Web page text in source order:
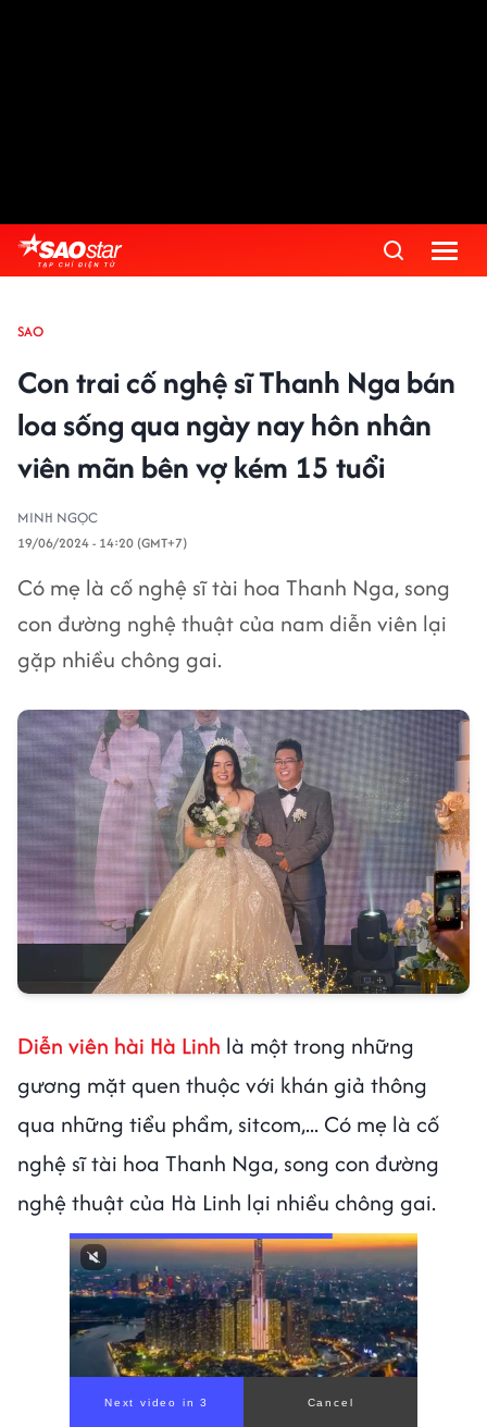
SAO
Con trai cố nghệ sĩ Thanh Nga bán
loa sống qua ngày nay hôn nhân
viên mãn bên vợ kém 15 tuổi
MINH NGỌC
19/06/2024 - 14:20 (GMT+7)
Có mẹ là cố nghệ sĩ tài hoa Thanh Nga, song
con đường nghệ thuật của nam diễn viên lại
gặp nhiều chông gai.
Diễn viên hài Hà Linh là một trong những
gương mặt quen thuộc với khán giả thông
qua những tiểu phẩm, sitcom,... Có mẹ là cố
nghệ sĩ tài hoa Thanh Nga, song con đường
nghệ thuật của Hà Linh lại nhiều chông gai.